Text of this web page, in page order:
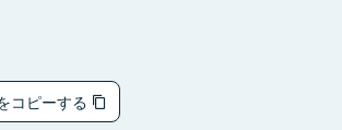
コピーする